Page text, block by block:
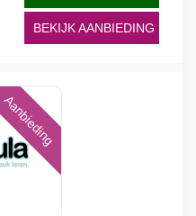
BEKIJK AANBIEDING
Aanbieding